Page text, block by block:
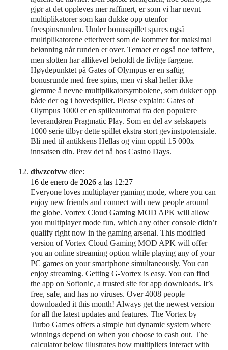
gjør at det oppleves mer raffinert, er som vi har nevnt
multiplikatorer som kan dukke opp utenfor
freespinsrunden. Under bonusspillet spares også
multiplikatorene etterhvert som de kommer for maksimal
belønning når runden er over. Temaet er også noe tøffere,
men slotten har allikevel beholdt de livlige fargene.
Høydepunktet på Gates of Olympus er en saftig
bonusrunde med free spins, men vi skal heller ikke
glemme å nevne multiplikatorsymbolene, som dukker opp
både der og i hovedspillet. Please explain: Gates of
Olympus 1000 er en spilleautomat fra den populære
leverandøren Pragmatic Play. Som en del av selskapets
1000 serie tilbyr dette spillet ekstra stort gevinstpotensiale.
Bli med til antikkens Hellas og vinn opptil 15 000x
innsatsen din. Prøv det nå hos Casino Days.
diwzcotvw dice:
16 de enero de 2026 a las 12:27
Everyone loves multiplayer gaming mode, where you can
enjoy new friends and connect with new people around
the globe. Vortex Cloud Gaming MOD APK will allow
you multiplayer mode fun, which any other console didn’t
qualify right now in the gaming arsenal. This modified
version of Vortex Cloud Gaming MOD APK will offer
you an online streaming option while playing any of your
PC games on your smartphone simultaneously. You can
enjoy streaming. Getting G-Vortex is easy. You can find
the app on Softonic, a trusted site for app downloads. It’s
free, safe, and has no viruses. Over 4008 people
downloaded it this month! Always get the newest version
for all the latest updates and features. The Vortex by
Turbo Games offers a simple but dynamic system where
winnings depend on when you choose to cash out. The
calculator below illustrates how multipliers interact with